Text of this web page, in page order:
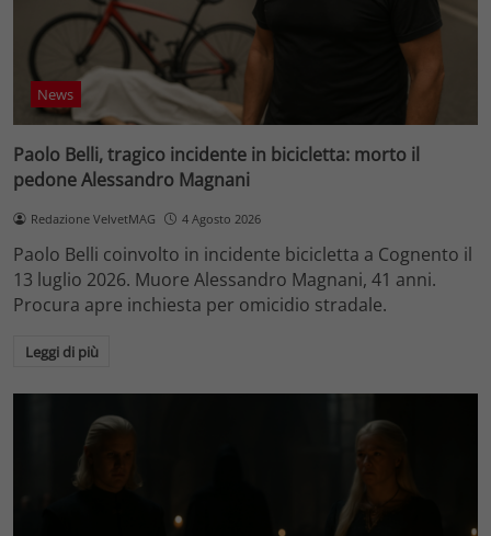
News
Paolo Belli, tragico incidente in bicicletta: morto il
pedone Alessandro Magnani
Redazione VelvetMAG 4 Agosto 2026
Paolo Belli coinvolto in incidente bicicletta a Cognento il
13 luglio 2026. Muore Alessandro Magnani, 41 anni.
Procura apre inchiesta per omicidio stradale.
Leggi di più